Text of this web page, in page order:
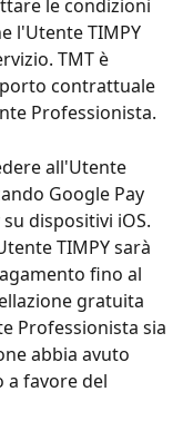
le condizioni
l'Utente TIMPY
TMT è
contrattuale
Professionista.
all'Utente
Google Pay
dispositivi iOS.
TIMPY sarà
fino al
gratuita
Professionista sia
abbia avuto
a favore del